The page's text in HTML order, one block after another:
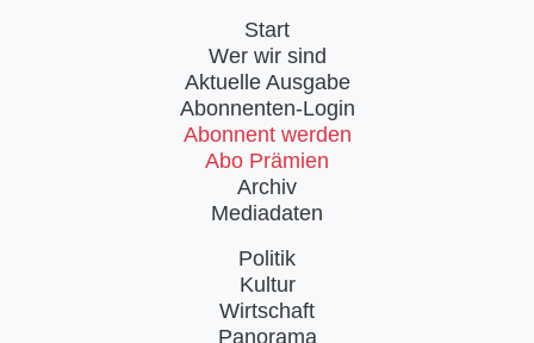
Start
Wer wir sind
Aktuelle Ausgabe
Abonnenten-Login
Abonnent werden
Abo Prämien
Archiv
Mediadaten
Politik
Kultur
Wirtschaft
Panorama